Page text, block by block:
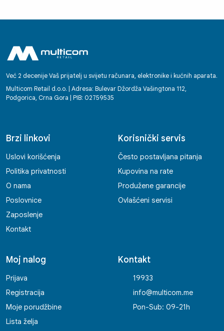
Već 2 decenije Vaš prijatelj u svijetu računara, elektronike i kućnih aparata.
Multicom Retail d.o.o. | Adresa: Bulevar Džordža Vašingtona 112,
Podgorica, Crna Gora | PIB: 02759535
Brzi linkovi
Uslovi korišćenja
Politika privatnosti
O nama
Poslovnice
Zaposlenje
Kontakt
Korisnički servis
Često postavljana pitanja
Kupovina na rate
Produžene garancije
Ovlašćeni servisi
Moj nalog
Prijava
Registracija
Moje porudžbine
Lista želja
Kontakt
19933
info@multicom.me
Pon-Sub: 09-21h